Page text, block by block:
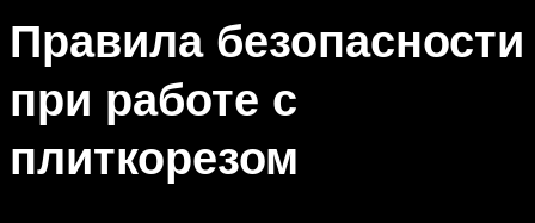
Правила безопасности
при работе с
плиткорезом